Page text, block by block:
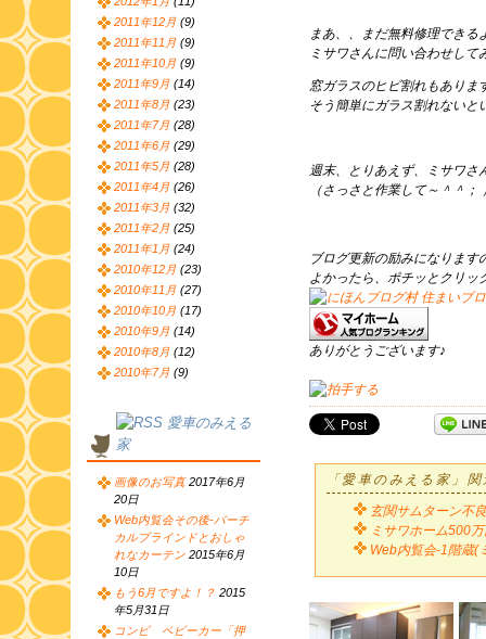
まあ、、まだ無料修理できる
ミサワさんに問い合わせして
窓ガラスのヒビ割れもありま
そう簡単にガラス割れないと
週末、とりあえず、ミサワさ
（さっさと作業して～＾＾；
ブログ更新の励みになります
よかったら、ポチッとクリッ
ありがとうございます♪
「愛車のみえる家」
玄関サムターン不
ミサワホーム500
Web内覧会-1階蔵(
2011年12月 (9)
2011年11月 (9)
2011年10月 (9)
2011年9月 (14)
2011年8月 (23)
2011年7月 (28)
2011年6月 (29)
2011年5月 (28)
2011年4月 (26)
2011年3月 (32)
2011年2月 (25)
2011年1月 (24)
2010年12月 (23)
2010年11月 (27)
2010年10月 (17)
2010年9月 (14)
2010年8月 (12)
2010年7月 (9)
愛車のみえる
家
画像のお写真 2017年6月
20日
Web内覧会その後-バーチ
カルブラインドとおしゃ
れなカーテン 2015年6月
10日
もう6月ですよ！？ 2015
年5月31日
コンビ ベビーカー「押